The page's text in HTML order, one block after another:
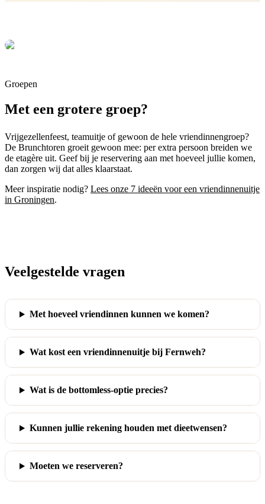
Groepen
Met een grotere groep?
Vrijgezellenfeest, teamuitje of gewoon de hele vriendinnengroep?
De Brunchtoren groeit gewoon mee: per extra persoon breiden we
de etagère uit. Geef bij je reservering aan met hoeveel jullie komen,
dan zorgen wij dat alles klaarstaat.
Meer inspiratie nodig? Lees onze 7 ideeën voor een vriendinnenuitje
in Groningen.
Veelgestelde vragen
Met hoeveel vriendinnen kunnen we komen?
Wat kost een vriendinnenuitje bij Fernweh?
Wat is de bottomless-optie precies?
Kunnen jullie rekening houden met dieetwensen?
Moeten we reserveren?